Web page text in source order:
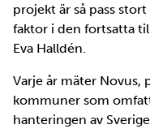
projekt är så pass
faktor i den fortsatta
Eva Halldén.
Varje år mäter Novus,
kommuner som
hanteringen av